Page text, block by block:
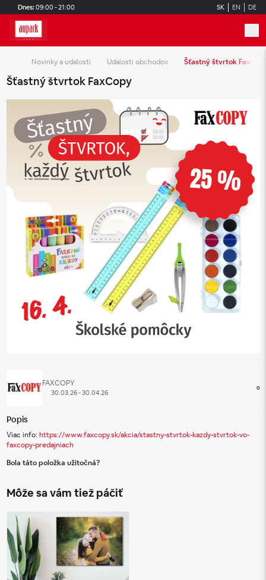
Skip to main content
Dnes: 09:00 - 21:00 SK EN DE
Novinky a udalosti Udalosti obchodov Šťastný štvrtok
Šťastný štvrtok FaxCopy
FAXCOPY
30.03.26 - 30.04.26
0
Popis
Viac info: https://www.faxcopy.sk/akcia/stastny-stvrtok-kazdy-stvrtok-vo-
faxcopy-predajniach
Bola táto položka užitočná?
Môže sa vám tiež páčiť